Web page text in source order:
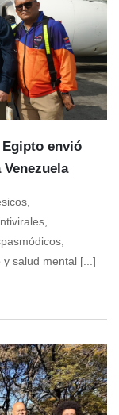
envió
salud mental [...]